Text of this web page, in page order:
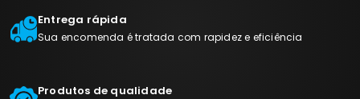
Entrega rápida
Sua encomenda é tratada com rapidez e eficiência
Produtos de qualidade